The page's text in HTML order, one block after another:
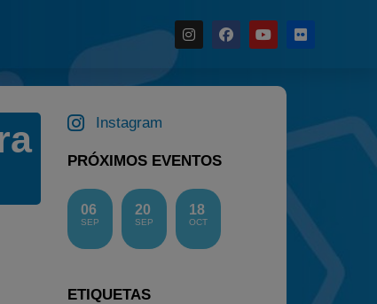
Carreras finalizadas
Temporada 2026
Temporadas anteriores
Instagram
PRÓXIMOS EVENTOS
06
SEP
20
SEP
18
OCT
ETIQUETAS